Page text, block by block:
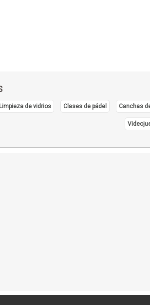
Limpieza de vidrios Clases de pádel Canchas